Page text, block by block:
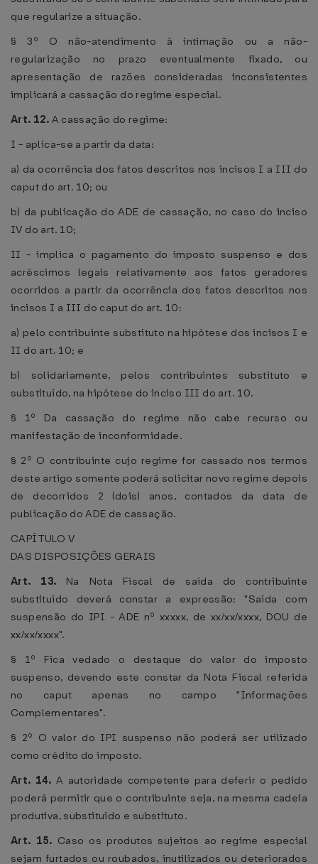
que regularize a situação.
§ 3º O não-atendimento à intimação ou a não-
regularização no prazo eventualmente fixado, ou
apresentação de razões consideradas inconsistentes
implicará a cassação do regime especial.
Art. 12. A cassação do regime:
I - aplica-se a partir da data:
a) da ocorrência dos fatos descritos nos incisos I a III do
caput do art. 10; ou
b) da publicação do ADE de cassação, no caso do inciso
IV do art. 10;
II - implica o pagamento do imposto suspenso e dos
acréscimos legais relativamente aos fatos geradores
ocorridos a partir da ocorrência dos fatos descritos nos
incisos I a III do caput do art. 10:
a) pelo contribuinte substituto na hipótese dos incisos I e
II do art. 10; e
b) solidariamente, pelos contribuintes substituto e
substituído, na hipótese do inciso III do art. 10.
§ 1º Da cassação do regime não cabe recurso ou
manifestação de inconformidade.
§ 2º O contribuinte cujo regime for cassado nos termos
deste artigo somente poderá solicitar novo regime depois
de decorridos 2 (dois) anos, contados da data de
publicação do ADE de cassação.
CAPÍTULO V
DAS DISPOSIÇÕES GERAIS
Art. 13. Na Nota Fiscal de saída do contribuinte
substituído deverá constar a expressão: "Saída com
suspensão do IPI - ADE nº xxxxx, de xx/xx/xxxx, DOU de
xx/xx/xxxx".
§ 1º Fica vedado o destaque do valor do imposto
suspenso, devendo este constar da Nota Fiscal referida
no caput apenas no campo "Informações
Complementares".
§ 2º O valor do IPI suspenso não poderá ser utilizado
como crédito do imposto.
Art. 14. A autoridade competente para deferir o pedido
poderá permitir que o contribuinte seja, na mesma cadeia
produtiva, substituído e substituto.
Art. 15. Caso os produtos sujeitos ao regime especial
sejam furtados ou roubados, inutilizados ou deteriorados